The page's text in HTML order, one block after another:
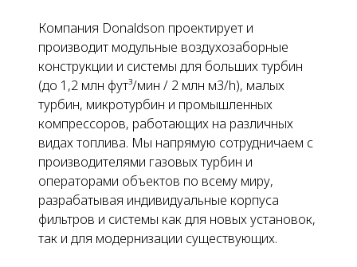
Компания Donaldson проектирует и
производит модульные воздухозаборные
конструкции и системы для больших турбин
(до 1,2 млн фут³/мин / 2 млн м3/h), малых
турбин, микротурбин и промышленных
компрессоров, работающих на различных
видах топлива. Мы напрямую сотрудничаем с
производителями газовых турбин и
операторами объектов по всему миру,
разрабатывая индивидуальные корпуса
фильтров и системы как для новых установок,
так и для модернизации существующих.